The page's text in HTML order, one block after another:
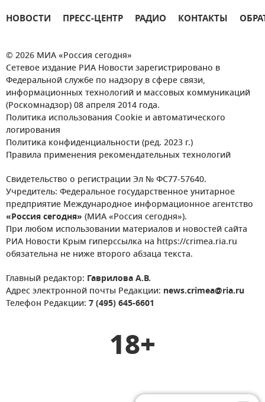
НОВОСТИ ПРЕСС-ЦЕНТР РАДИО КОНТАКТЫ
© 2026 МИА «Россия сегодня»
Сетевое издание РИА Новости зарегистрировано в
Федеральной службе по надзору в сфере связи,
информационных технологий и массовых коммуникаций
(Роскомнадзор) 08 апреля 2014 года.
Политика использования Cookie и автоматического
логирования
Политика конфиденциальности (ред. 2023 г.)
Правила применения рекомендательных технологий
Свидетельство о регистрации Эл № ФС77-57640.
Учредитель: Федеральное государственное унитарное
предприятие Международное информационное агентство
«Россия сегодня» (МИА «Россия сегодня»).
При любом использовании материалов и новостей сайта
РИА Новости Крым гиперссылка на https://crimea.ria.ru
обязательна не ниже второго абзаца текста.
Главный редактор: Гаврилова А.В.
Адрес электронной почты Редакции: news.crimea@ria.ru
Телефон Редакции: 7 (495) 645-6601
18+